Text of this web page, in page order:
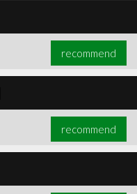
recommend
recommend